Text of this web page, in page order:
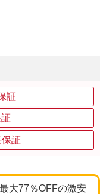
証
証
大77％OFFの激安